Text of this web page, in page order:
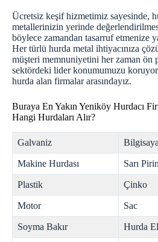
Ücretsiz keşif hizmetimiz sayesinde,
metallerinizin yerinde
böylece zamandan tasarruf etmenize
Her türlü hurda metal ihtiyacınıza
müşteri memnuniyetini her zaman ön
sektördeki lider konumumuzu
hurda alan firmalar arasındayız.
Buraya En Yakın Yeniköy Hurdacı
Hangi Hurdaları Alır?
Galvaniz
Makine Hurdası Sarı
Plastik Çinko
Motor Sac
Soyma Bakır Hurda